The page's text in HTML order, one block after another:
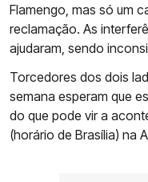
Flamengo, mas só um
reclamação. As
ajudaram, sendo
Torcedores dos dois
semana esperam que
do que pode vir a
(horário de Brasília) na